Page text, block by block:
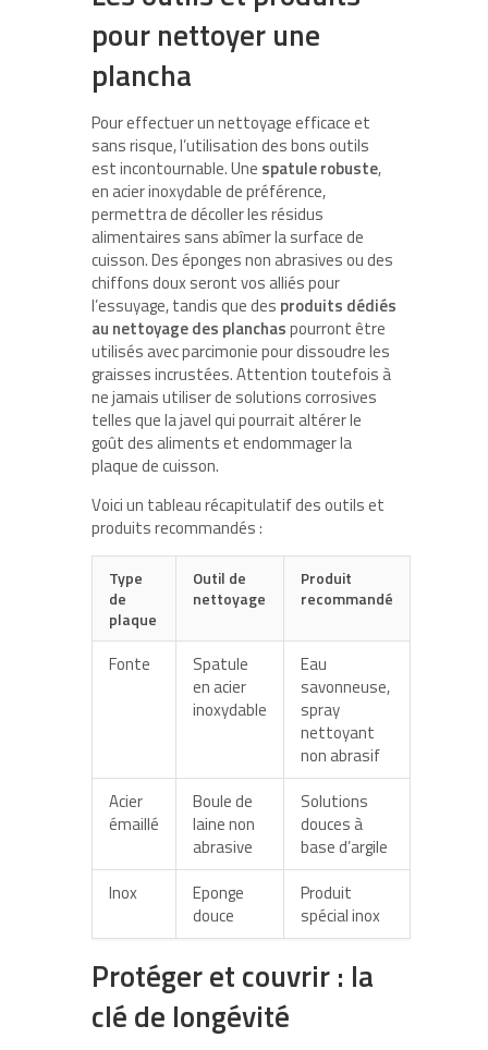
pour nettoyer une
plancha
Pour effectuer un nettoyage efficace et
sans risque, l’utilisation des bons outils
est incontournable. Une spatule robuste,
en acier inoxydable de préférence,
permettra de décoller les résidus
alimentaires sans abîmer la surface de
cuisson. Des éponges non abrasives ou des
chiffons doux seront vos alliés pour
l’essuyage, tandis que des produits dédiés
au nettoyage des planchaspourront être
utilisés avec parcimonie pour dissoudre les
graisses incrustées. Attention toutefois à
ne jamais utiliser de solutions corrosives
telles que la javel qui pourrait altérer le
goût des aliments et endommager la
plaque de cuisson.
Voici un tableau récapitulatif des outils et
produits recommandés :
Type
de
plaque
Outil de
nettoyage
Produit
recommandé
Fonte
Spatule
en acier
inoxydable
Eau
savonneuse,
spray
nettoyant
non abrasif
Acier
émaillé
Boule de
laine non
abrasive
Solutions
douces à
base d’argile
Inox
Eponge
douce
Produit
spécial inox
Protéger et couvrir : la
clé de longévité